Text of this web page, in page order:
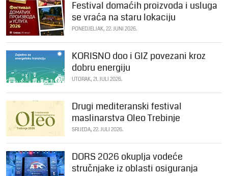
Festival domaćih proizvoda i usluga
se vraća na staru lokaciju
PONEDJELJAK, 22. JUNI 2026.
KORISNO doo i GIZ povezani kroz
dobru energiju
UTORAK, 21. JULI 2026.
Drugi mediteranski festival
maslinarstva Oleo Trebinje
SRIJEDA, 22. JULI 2026.
DORS 2026 okuplja vodeće
stručnjake iz oblasti osiguranja